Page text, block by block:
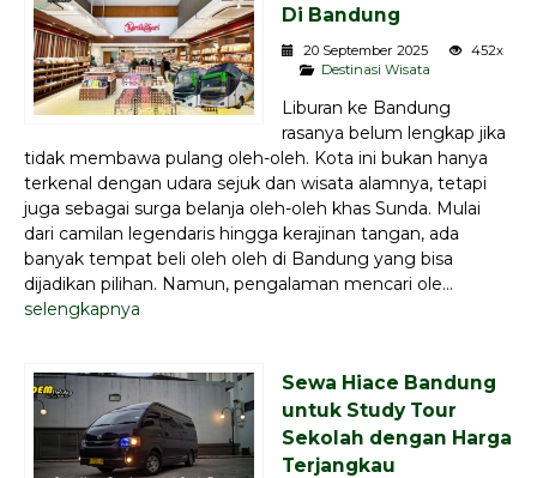
Di Bandung
20 September 2025
452x
Destinasi Wisata
Liburan ke Bandung
rasanya belum lengkap jika
tidak membawa pulang oleh-oleh. Kota ini bukan hanya
terkenal dengan udara sejuk dan wisata alamnya, tetapi
juga sebagai surga belanja oleh-oleh khas Sunda. Mulai
dari camilan legendaris hingga kerajinan tangan, ada
banyak tempat beli oleh oleh di Bandung yang bisa
dijadikan pilihan. Namun, pengalaman mencari ole...
selengkapnya
Sewa Hiace Bandung
untuk Study Tour
Sekolah dengan Harga
Terjangkau